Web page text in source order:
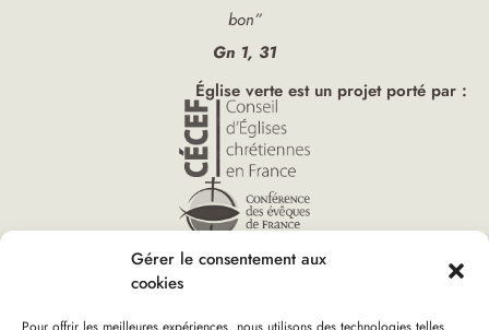
Gérer le consentement aux
cookies
bon”
Gn 1, 31
Église verte est un projet porté par :